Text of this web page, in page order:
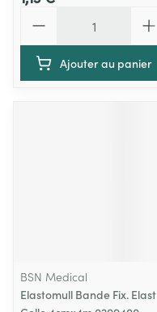
Ajouter au panier
BSN Medical
Elastomull Bande Fix. Elast